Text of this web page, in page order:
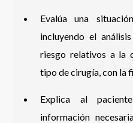
Evalúa una
incluyendo el
riesgo relativos a la
tipo de cirugía, con la
Explica al
información